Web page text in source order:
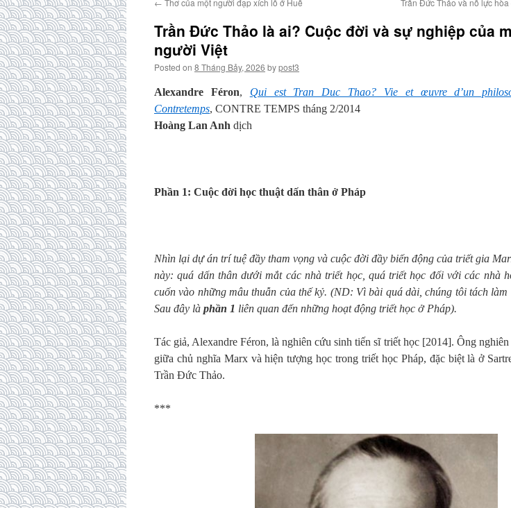
← Thơ của một người đạp xích lô ở Huế Trần Đức Thảo và nỗ lực
Trần Đức Thảo là ai? Cuộc đời và sự nghiệp của
người Việt
Posted on 8 Tháng Bảy, 2026 bypost3
Alexandre Féron, Qui est Tran Duc Thao? Vie et œuvre d’un
Contretemps, CONTRE TEMPS tháng 2/2014
Hoàng Lan Anh dịch
Phần 1: Cuộc đời học thuật dấn thân ở Pháp
Nhìn lại dự án trí tuệ đầy tham vọng và cuộc đời đầy biến động của triết gia
này: quá dấn thân dưới mắt các nhà triết học, quá triết học đối với các nhà
cuốn vào những mâu thuẫn của thế kỷ. (ND: Vì bài quá dài, chúng tôi tách làm
Sau đây là phần 1 liên quan đến những hoạt động triết học ở Pháp).
Tác giả, Alexandre Féron, là nghiên cứu sinh tiến sĩ triết học [2014]. Ông
giữa chủ nghĩa Marx và hiện tượng học trong triết học Pháp, đặc biệt là ở
Trần Đức Thảo.
***